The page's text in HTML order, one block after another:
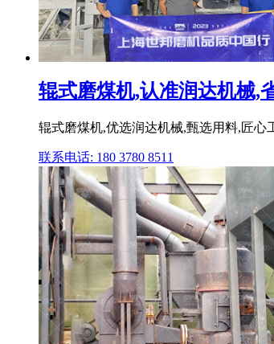
辊式磨煤机,认准润达机械,
辊式磨煤机,优选润达机械,甄选用料,匠心
联系电话: 180 3780 8511